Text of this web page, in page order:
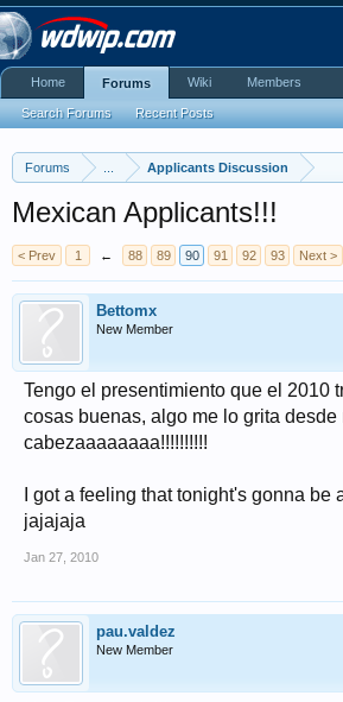
Forums Applicants Discussion
Mexican Applicants!!!
< Prev 1 ← 88 89 90 91 92 93 Next >
Bettomx
New Member
Tengo el presentimiento que el 2010
cosas buenas, algo me lo grita desde
cabezaaaaaaaa!!!!!!!!!!
I got a feeling that tonight's gonna be
jajajaja
Jan 27, 2010
pau.valdez
New Member
Home Forums
Search Forums Recent Posts
Wiki Members